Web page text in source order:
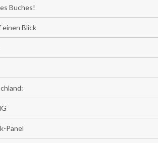
Buches!
Blick
Panel